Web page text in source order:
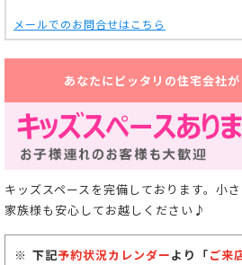
メールでのお問合せはこちら
あなたにピッタリの住宅会社が
キッズスペースを完備しております。小
家族様も安心してお越しください♪
下記予約状況カレンダーより「ご来